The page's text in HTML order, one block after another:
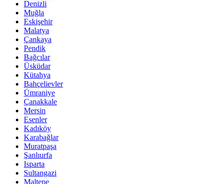
Denizli
Muğla
Eskişehir
Malatya
Çankaya
Pendik
Bağcılar
Üsküdar
Kütahya
Bahçelievler
Ümraniye
Çanakkale
Mersin
Esenler
Kadıköy
Karabağlar
Muratpaşa
Şanlıurfa
Isparta
Sultangazi
Maltepe